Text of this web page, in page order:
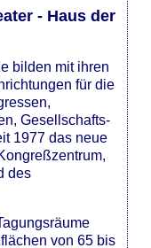
- Haus der
bilden mit ihren
für die
Gesellschafts-
1977 das neue
des
von 65 bis